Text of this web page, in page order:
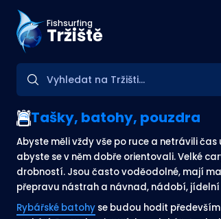
Fishsurfing
Tržiště
Tašky, batohy, pouzdra
Abyste měli vždy vše po ruce a netrávili
abyste se v něm dobře orientovali. Velké
drobností. Jsou často voděodolné, mají
přepravu nástrah a návnad, nádobí,
Rybářské batohy se budou hodit